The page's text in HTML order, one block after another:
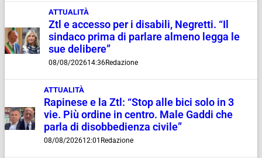
ATTUALITÀ
Ztl e accesso per i disabili, Negretti. “Il
sindaco prima di parlare almeno legga le
sue delibere”
08/08/202614:36Redazione
ATTUALITÀ
Rapinese e la Ztl: “Stop alle bici solo in 3
vie. Più ordine in centro. Male Gaddi che
parla di disobbedienza civile”
08/08/202612:01 Redazione